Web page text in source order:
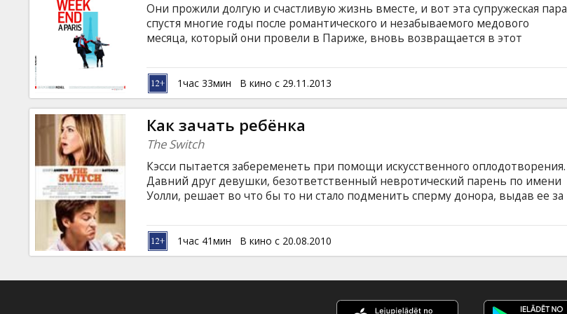
Они прожили долгую и счастливую жизнь вместе, и вот эта супружеская пара
спустя многие годы после романтического и незабываемого медового
месяца, который они провели в Париже, вновь возвращается в этот
страсти. В столице Франции они неожиданно повстречали своего старого
хорошего приятеля, который поможет им начать новую жизнь. Фильм на
английском языке с субтитрами на латышском и русском языках.
1час 33мин В кино с 29.11.2013
Как зачать ребёнка
The Switch
Кэсси пытается забеременеть при помощи искусственного оплодотворения.
Давний друг девушки, безответственный невротический парень по имени
Уолли, решает во что бы то ни стало подменить сперму донора, выдав ее за
ролях: Jennifer Aniston, Jason Bateman, Patrick Wilson, Jeff Goldblum, Juliette
Lewis, Thomas Robinson Pежиссёр: Josh Gordon, Will Speck Фильм на
английском языке с субтитрами на латышском и русском языках.
1час 41мин В кино с 20.08.2010